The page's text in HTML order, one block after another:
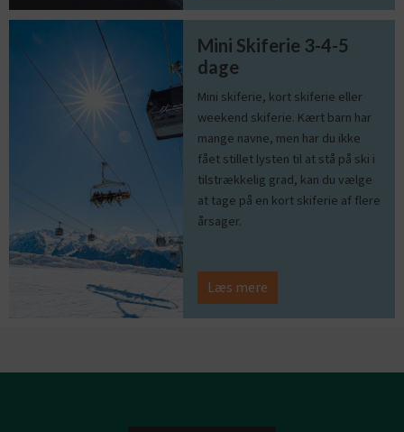
Mini Skiferie 3-4-5
dage
Mini skiferie, kort skiferie eller
weekend skiferie. Kært barn har
mange navne, men har du ikke
fået stillet lysten til at stå på ski i
tilstrækkelig grad, kan du vælge
at tage på en kort skiferie af flere
årsager.
Læs mere